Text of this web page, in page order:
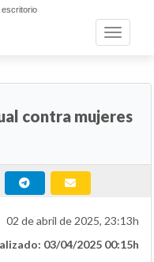
escritorio
Toggle
contra mujeres
02 de abril de 2025, 23:13h
03/04/2025 00:15h